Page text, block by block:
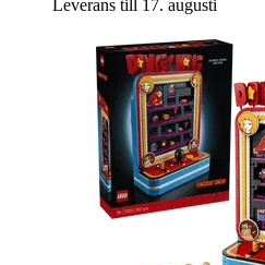
Leverans till 17. augusti